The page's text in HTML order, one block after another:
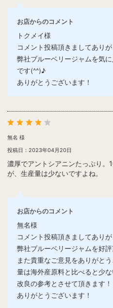
お店からのコメント
トクメイ様
コメント投稿頂きましてありが
弊社ブルーベリージャムを気
です(^^)♪
ありがとうございます！
無名 様
投稿日：2023年04月20日
濃厚でアントシアニンたっぷり。
が、生産量は少ないですよね。
お店からのコメント
無名様
コメント投稿頂きましてありが
弊社ブルーベリージャムを好
また貴重なご意見をありがと
量は海外産原料と比べると少
改良の参考とさせて頂きます！
ありがとうございます！